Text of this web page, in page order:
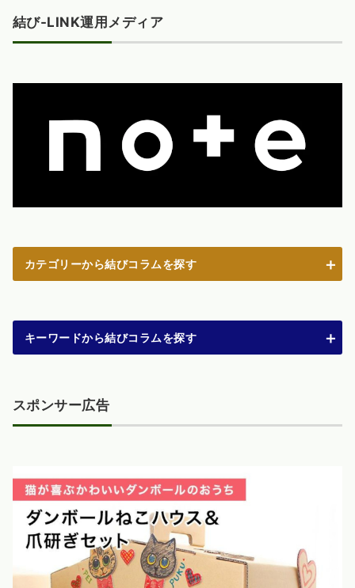
結び-LINK運用メディア
カテゴリーから結びコラムを探す
キーワードから結びコラムを探す
スポンサー広告